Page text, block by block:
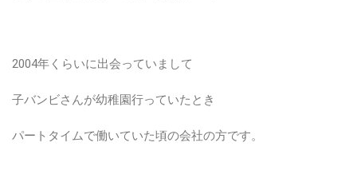
2004年くらいに出会っていまして
子バンビさんが幼稚園行っていたとき
パートタイムで働いていた頃の会社の方です。